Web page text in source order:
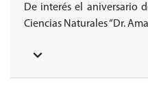
De interés el aniversario
Ciencias Naturales “Dr.